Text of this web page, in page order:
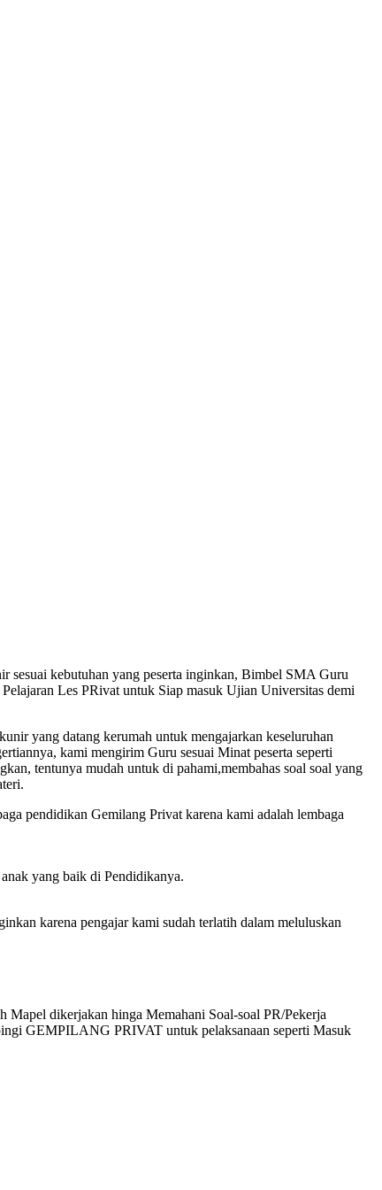
kebutuhan yang peserta inginkan, Bimbel SMA Guru
Les PRivat untuk Siap masuk Ujian Universitas demi
yang datang kerumah untuk mengajarkan keseluruhan
kami mengirim Guru sesuai Minat peserta seperti
tentunya mudah untuk di pahami,membahas soal soal yang
pendidikan Gemilang Privat karena kami adalah lembaga
yang baik di Pendidikanya.
karena pengajar kami sudah terlatih dalam meluluskan
Mapel dikerjakan hinga Memahani Soal-soal PR/Pekerja
GEMPILANG PRIVAT untuk pelaksanaan seperti Masuk